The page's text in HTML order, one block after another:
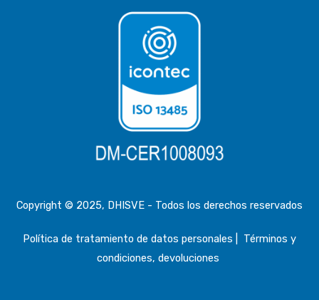
Copyright © 2025, DHISVE - Todos los derechos reservados
Política de tratamiento de datos personales
Términos y
condiciones, devoluciones